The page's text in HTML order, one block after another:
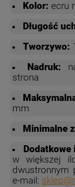
Kolor: ecru
Długość
Tworzywo:
Nadruk:
strona
mm
Minimalne
w większej
dwustronnym
e-mail: